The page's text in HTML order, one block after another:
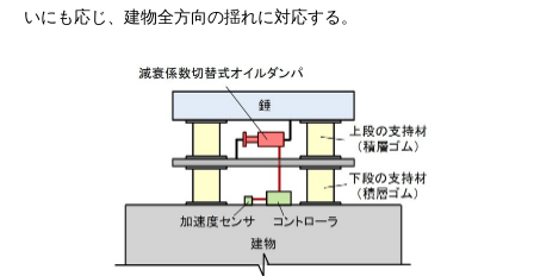
いにも応じ、建物全方向の揺れに対応する。